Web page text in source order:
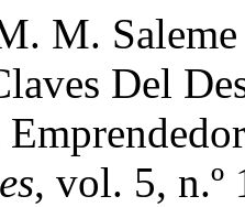
M.
Del
, vol. 5, n.º